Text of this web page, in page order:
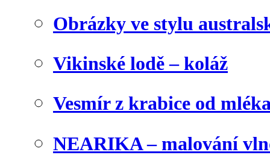
Obrázky ve stylu
Vikinské lodě – koláž
Vesmír z krabice od
NEARIKA – malování